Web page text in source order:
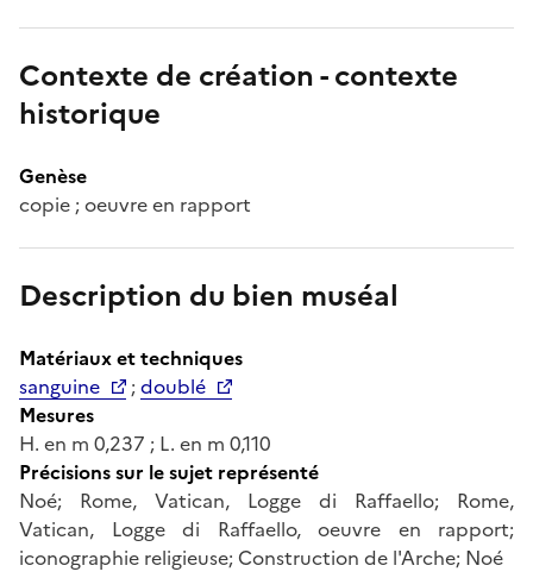
Contexte de création - contexte
historique
Genèse
copie ; oeuvre en rapport
Description du bien muséal
Matériaux et techniques
sanguine
;doublé
Mesures
H. en m 0,237 ; L. en m 0,110
Précisions sur le sujet représenté
Noé; Rome, Vatican, Logge di Raffaello; Rome,
Vatican, Logge di Raffaello, oeuvre en rapport;
iconographie religieuse; Construction de l'Arche; Noé